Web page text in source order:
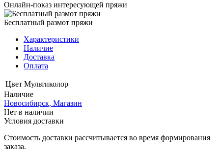
Онлайн-показ интересующей пряжи
Бесплатный размот пряжи
Характеристики
Наличие
Доставка
Оплата
Цвет Мультиколор
Наличие
Новосибирск, Магазин
Нет в наличии
Условия доставки
Стоимость доставки рассчитывается во время формирования
заказа.